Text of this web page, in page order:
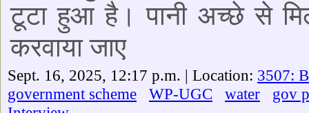
टूटा हुआ है। पानी अच्छे से
करवाया जाए
Sept. 16, 2025, 12:17 p.m. | Location: 3507:
government scheme
WP-UGC water
gov